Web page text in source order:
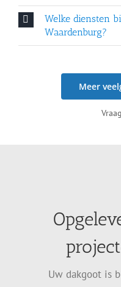
Welke diensten
Waardenburg?
Meer
Uw dakgoot is